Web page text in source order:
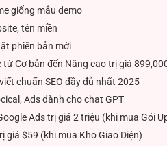
giống mẫu demo
tên miền
phiên bản mới
từ Cơ bản đến Nâng cao trị giá
chuẩn SEO đầy đủ nhất 2025
Ads dành cho chat GPT
Ads trị giá 2 triệu (khi mua Gói
giá $59 (khi mua Kho Giao Diện)